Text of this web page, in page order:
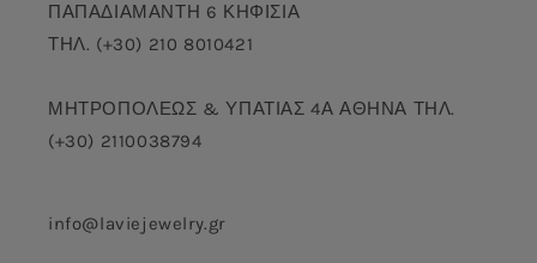
ΠΑΠΑΔΙΑΜΑΝΤΗ 6 ΚΗΦΙΣΙΑ
ΤΗΛ. (+30) 210 8010421
ΜΗΤΡΟΠΟΛΕΩΣ & ΥΠΑΤΙΑΣ 4Α ΑΘΗΝΑ ΤΗΛ.
(+30) 2110038794
info@laviejewelry.gr